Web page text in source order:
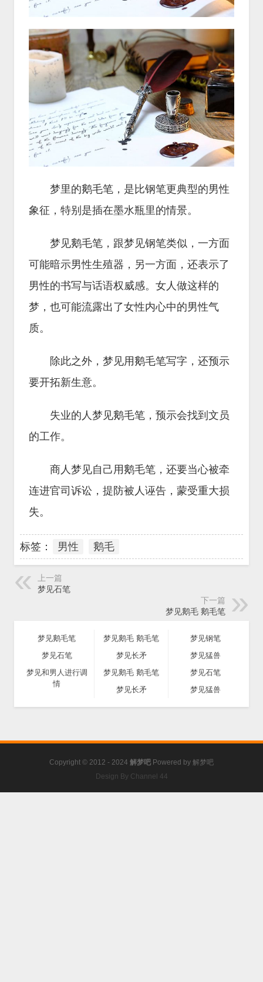
梦里的鹅毛笔，是比钢笔更典型的男性
象征，特别是插在墨水瓶里的情景。
梦见鹅毛笔，跟梦见钢笔类似，一方面
可能暗示男性生殖器，另一方面，还表示了
男性的书写与话语权威感。女人做这样的
梦，也可能流露出了女性内心中的男性气
质。
除此之外，梦见用鹅毛笔写字，还预示
要开拓新生意。
失业的人梦见鹅毛笔，预示会找到文员
的工作。
商人梦见自己用鹅毛笔，还要当心被牵
连进官司诉讼，提防被人诬告，蒙受重大损
失。
标签： 男性 鹅毛
上一篇
梦见石笔
下一篇
梦见鹅毛 鹅毛笔
梦见鹅毛笔 梦见鹅毛 鹅毛笔
梦见钢笔
梦见石笔
梦见长矛
梦见猛兽
梦见和男人进行调
情
梦见鹅毛 鹅毛笔
梦见石笔
梦见长矛
梦见猛兽
Copyright © 2012 - 2024 解梦吧 Powered by 解梦吧
Design By Channel 44